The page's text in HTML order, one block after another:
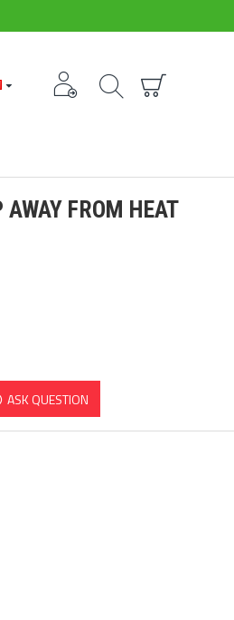
AWAY FROM HEAT
ASK QUESTION